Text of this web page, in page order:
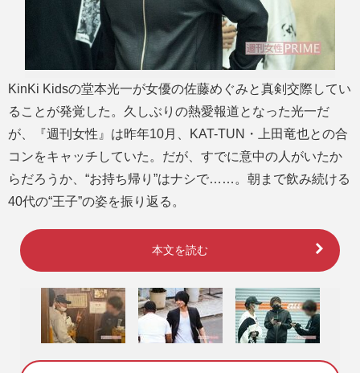
KinKi Kidsの堂本光一が女優の佐藤めぐみと真剣交際してい
ることが発覚した。久しぶりの熱愛報道となった光一だ
が、『週刊女性』は昨年10月、KAT-TUN・上田竜也との合
コンをキャッチしていた。だが、すでに意中の人がいたか
らだろうか、“お持ち帰り”はナシで……。朝まで飲み続ける
40代の“王子”の姿を振り返る。
本文を読む